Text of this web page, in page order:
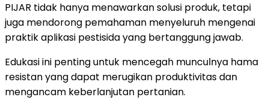
PIJAR tidak hanya menawarkan solusi produk, tetapi
juga mendorong pemahaman menyeluruh mengenai
praktik aplikasi pestisida yang bertanggung jawab.
Edukasi ini penting untuk mencegah munculnya hama
resistan yang dapat merugikan produktivitas dan
mengancam keberlanjutan pertanian.